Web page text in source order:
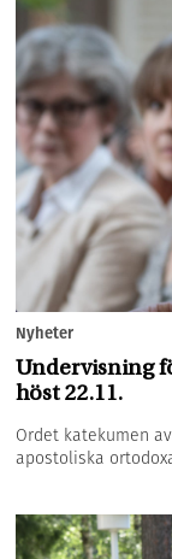
Nyheter
Undervisning
höst 22.11.
Ordet katekumen
apostoliska